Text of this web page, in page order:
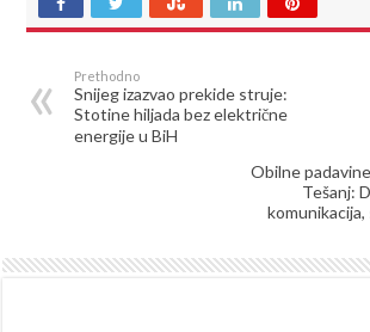
Prethodno
Snijeg izazvao prekide struje:
Stotine hiljada bez električne
energije u BiH
Obilne
Tešanj: